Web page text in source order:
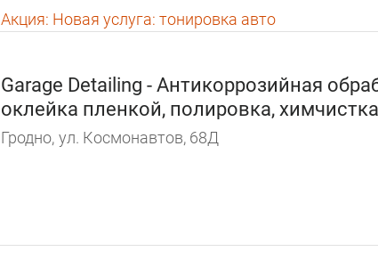
Акция: Новая услуга: тонировка авто
Garage Detailing - Антикоррозийная
оклейка пленкой, полировка, химчистка
Гродно, ул. Космонавтов, 68Д